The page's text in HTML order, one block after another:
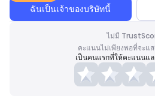
ฉันเป็นเจ้าของบริษัทนี้
ไม่มี
คะแนนไม่เพียงพอที่จะแ
เป็นคนแรกที่ให้คะแนนแ